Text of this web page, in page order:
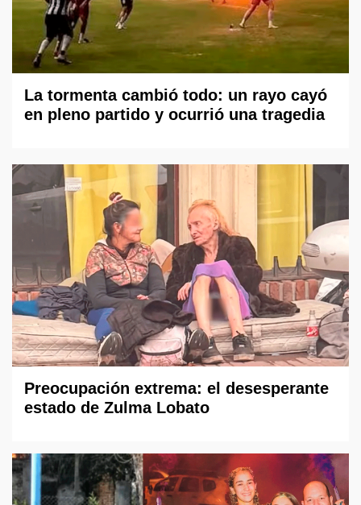
La tormenta cambió todo: un rayo cayó
en pleno partido y ocurrió una tragedia
Preocupación extrema: el desesperante
estado de Zulma Lobato